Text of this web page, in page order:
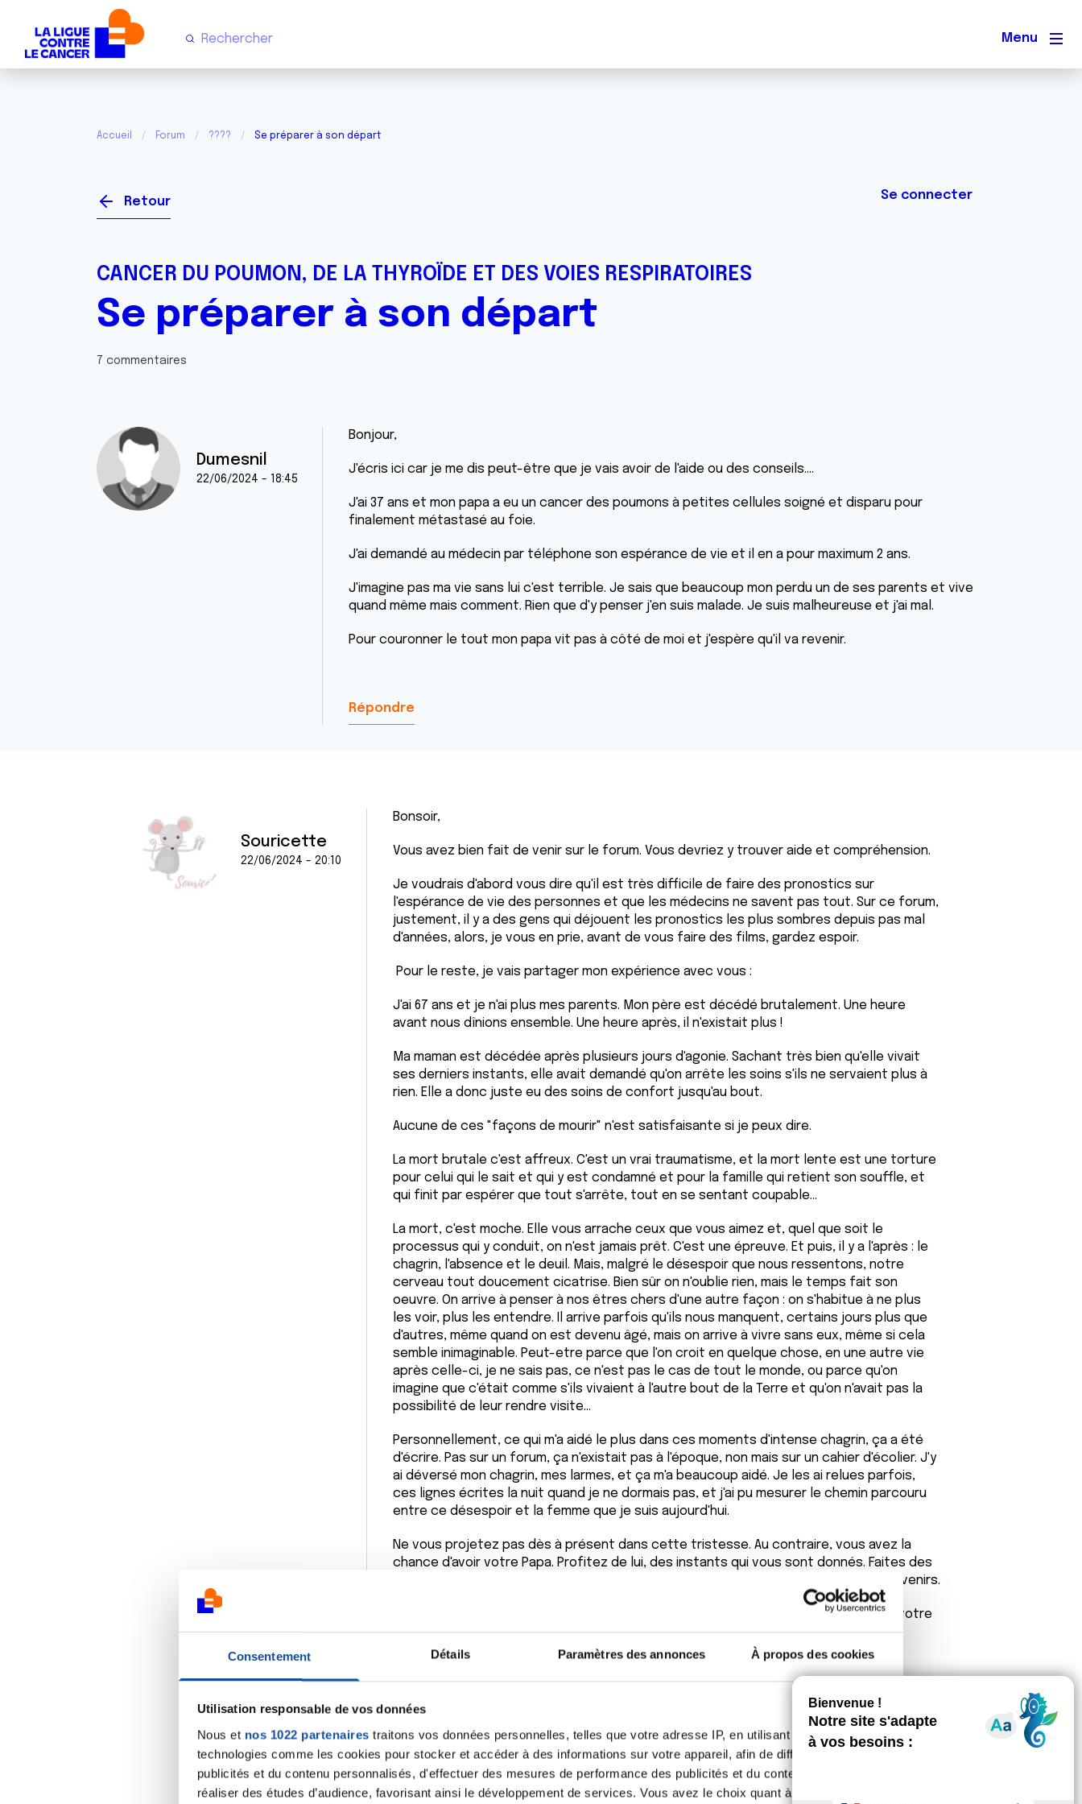
Consentement Détails Paramètres des annonces À propos des cookies
Utilisation responsable de vos données
Nous et nos 1022 partenaires traitons vos données personnelles, telles que votre adresse IP, en utilisant des
technologies comme les cookies pour stocker et accéder à des informations sur votre appareil, afin de diffuser des
publicités et du contenu personnalisés, d'effectuer des mesures de performance des publicités et du contenu, ainsi que de
réaliser des études d’audience, favorisant ainsi le développement de services. Vous avez le choix quant à l'utilisation de
Menu
Accueil Forum ???? Se préparer à son départ
Retour Se connecter
CANCER DU POUMON, DE LA THYROÏDE ET DES VOIES RESPIRATOIRES
Se préparer à son départ
7 commentaires
Dumesnil
22/06/2024 - 18:45
Bonjour,
J'écris ici car je me dis peut-être que je vais avoir de l'aide ou des conseils....
J'ai 37 ans et mon papa a eu un cancer des poumons à petites cellules soigné et disparu pour
finalement métastasé au foie.
J'ai demandé au médecin par téléphone son espérance de vie et il en a pour maximum 2 ans.
J'imagine pas ma vie sans lui c'est terrible. Je sais que beaucoup mon perdu un de ses parents et vive
quand même mais comment. Rien que d'y penser j'en suis malade. Je suis malheureuse et j'ai mal.
Pour couronner le tout mon papa vit pas à côté de moi et j'espère qu'il va revenir.
Répondre
Souricette
22/06/2024 - 20:10
Bonsoir,
Vous avez bien fait de venir sur le forum. Vous devriez y trouver aide et compréhension.
Je voudrais d'abord vous dire qu'il est très difficile de faire des pronostics sur
l'espérance de vie des personnes et que les médecins ne savent pas tout. Sur ce forum,
justement, il y a des gens qui déjouent les pronostics les plus sombres depuis pas mal
d'années, alors, je vous en prie, avant de vous faire des films, gardez espoir.
Pour le reste, je vais partager mon expérience avec vous :
J'ai 67 ans et je n'ai plus mes parents. Mon père est décédé brutalement. Une heure
avant nous dînions ensemble. Une heure après, il n'existait plus !
Ma maman est décédée après plusieurs jours d'agonie. Sachant très bien qu'elle vivait
ses derniers instants, elle avait demandé qu'on arrête les soins s'ils ne servaient plus à
rien. Elle a donc juste eu des soins de confort jusqu'au bout.
Aucune de ces "façons de mourir" n'est satisfaisante si je peux dire.
La mort brutale c'est affreux. C'est un vrai traumatisme, et la mort lente est une torture
pour celui qui le sait et qui y est condamné et pour la famille qui retient son souffle, et
qui finit par espérer que tout s'arrête, tout en se sentant coupable...
La mort, c'est moche. Elle vous arrache ceux que vous aimez et, quel que soit le
processus qui y conduit, on n'est jamais prêt. C'est une épreuve. Et puis, il y a l'après : le
chagrin, l'absence et le deuil. Mais, malgré le désespoir que nous ressentons, notre
cerveau tout doucement cicatrise. Bien sûr on n'oublie rien, mais le temps fait son
oeuvre. On arrive à penser à nos êtres chers d'une autre façon : on s'habitue à ne plus
les voir, plus les entendre. Il arrive parfois qu'ils nous manquent, certains jours plus que
d'autres, même quand on est devenu âgé, mais on arrive à vivre sans eux, même si cela
semble inimaginable. Peut-etre parce que l'on croit en quelque chose, en une autre vie
après celle-ci, je ne sais pas, ce n'est pas le cas de tout le monde, ou parce qu'on
imagine que c'était comme s'ils vivaient à l'autre bout de la Terre et qu'on n'avait pas la
possibilité de leur rendre visite...
Personnellement, ce qui m'a aidé le plus dans ces moments d'intense chagrin, ça a été
d'écrire. Pas sur un forum, ça n'existait pas à l'époque, non mais sur un cahier d'écolier. J'y
ai déversé mon chagrin, mes larmes, et ça m'a beaucoup aidé. Je les ai relues parfois,
ces lignes écrites la nuit quand je ne dormais pas, et j'ai pu mesurer le chemin parcouru
entre ce désespoir et la femme que je suis aujourd'hui.
Ne vous projetez pas dès à présent dans cette tristesse. Au contraire, vous avez la
chance d'avoir votre Papa. Profitez de lui, des instants qui vous sont donnés. Faites des
photos, des vidéos, partagez ensemble le maximum de choses, engrangez les souvenirs.
N'hésitez pas à revenir sur le forum nous donner de vos nouvelles et de celles de votre
Papa.
Citer